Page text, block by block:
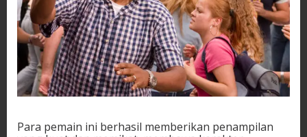
Para pemain ini berhasil memberikan penampilan